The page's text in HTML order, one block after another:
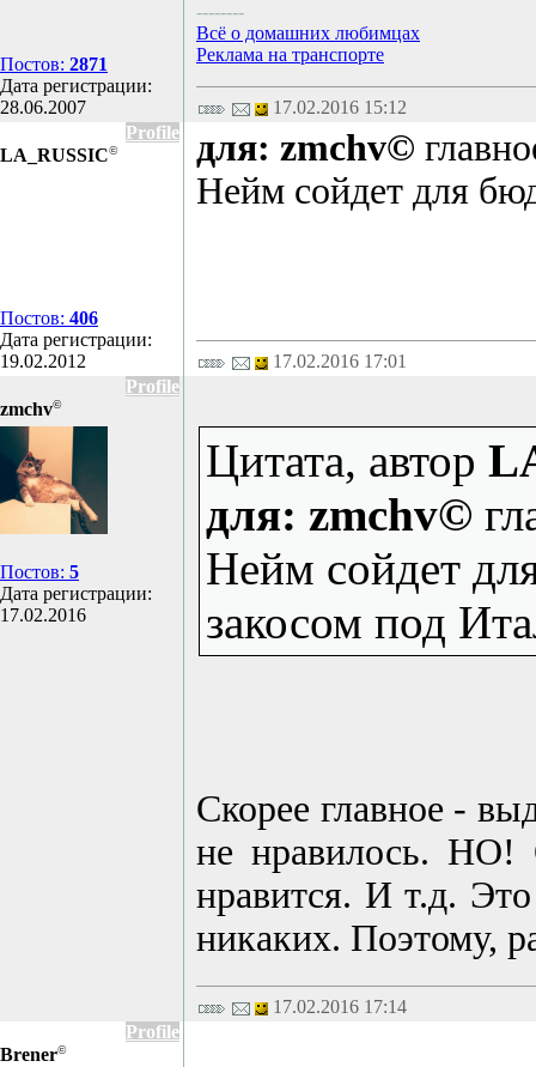
Постов: 2871
Дата регистрации:
28.06.2007
--------
Всё о домашних любимцах
Реклама на транспорте
17.02.2016 15:12
Profile
LA_RUSSIC©
Постов: 406
Дата регистрации:
19.02.2012
для: zmchv©
Нейм сойдет для
17.02.2016 17:01
Profile
zmchv©
Постов: 5
Дата регистрации:
17.02.2016
Цитата, автор
для: zmchv©
Нейм сойдет
закосом под
Скорее главное -
не нравилось. НО!
нравится. И т.д.
никаких. Поэтому,
17.02.2016 17:14
Profile
Brener©